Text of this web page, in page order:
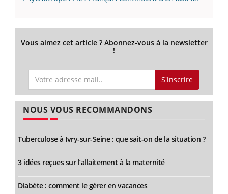
Vous aimez cet article ? Abonnez-vous à la newsletter
!
S'inscrire
NOUS VOUS RECOMMANDONS
Tuberculose à Ivry-sur-Seine : que sait-on de la situation ?
3 idées reçues sur l’allaitement à la maternité
Diabète : comment le gérer en vacances